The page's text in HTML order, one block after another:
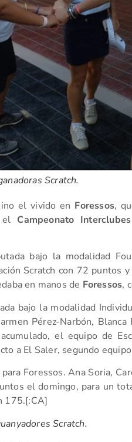
Scratch.
el vivido en Foressos,
el Campeonato
bajo la modalidad
Scratch con 72 puntos
en manos de Foressos,
bajo la modalidad
Pérez-Narbón, Blanca
el equipo de
a El Saler, segundo
Foressos. Ana Soria,
el domingo, para un
175.[:CA]
Scratch.